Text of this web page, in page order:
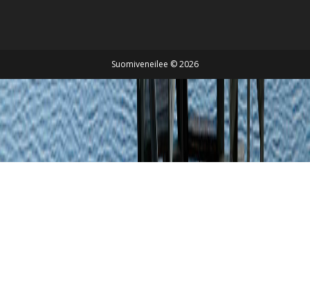
Suomiveneilee © 2026